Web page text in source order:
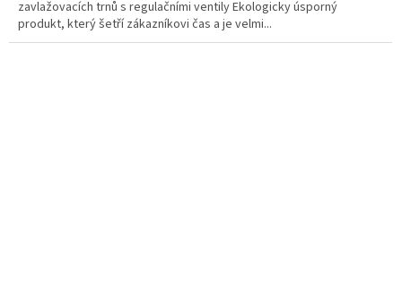
5
hvězdiček.
zavlažovacích trnů s regulačními ventily Ekologicky úsporný
produkt, který šetří zákazníkovi čas a je velmi...